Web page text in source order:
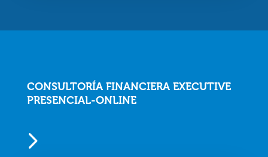
CONSULTORÍA FINANCIERA EXECUTIVE
PRESENCIAL-ONLINE
5